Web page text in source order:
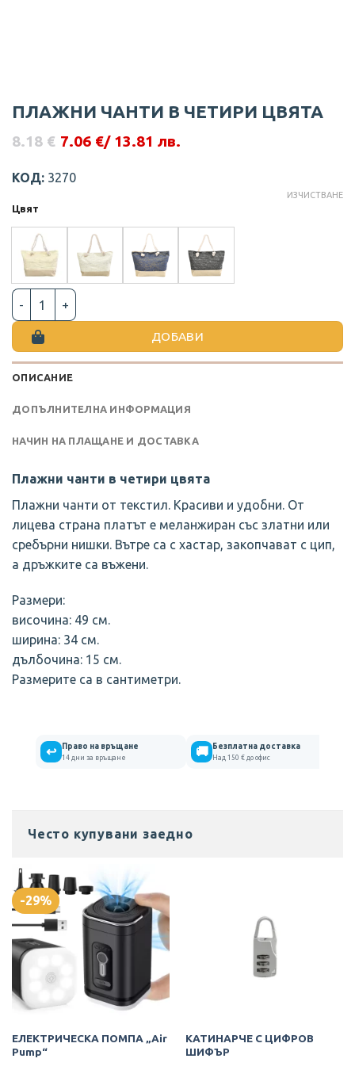
ПЛАЖНИ ЧАНТИ В ЧЕТИРИ ЦВЯТА
8.18 €
Original
was:
7.06 €
Текущата
е:
/ 13.81 лв.
КОД: 3270
Цвят
ИЗЧИСТВАНЕ
количество за ПЛАЖНИ ЧАНТИ В ЧЕТИРИ ЦВЯТА
ДОБАВИ
ОПИСАНИЕ
ДОПЪЛНИТЕЛНА ИНФОРМАЦИЯ
НАЧИН НА ПЛАЩАНЕ И ДОСТАВКА
Плажни чанти в четири цвята
Плажни чанти от текстил. Красиви и удобни. От
лицева страна платът е меланжиран със златни или
сребърни нишки. Вътре са с хастар, закопчават с цип,
а дръжките са въжени.
Размери:
височина: 49 см.
ширина: 34 см.
дълбочина: 15 см.
Размерите са в сантиметри.
↩ Право на връщане
14 дни за връщане 🚚 Безплатна доставка
Над 150 € до офис
Често купувани заедно
-29%
ЕЛЕКТРИЧЕСКА ПОМПА „Air
Pump“
КАТИНАРЧЕ С ЦИФРОВ
ШИФЪР